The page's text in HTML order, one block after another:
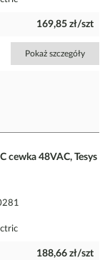
169,85 zł/szt
Pokaż szczegóły
cewka 48VAC, Tesys
188,66 zł/szt